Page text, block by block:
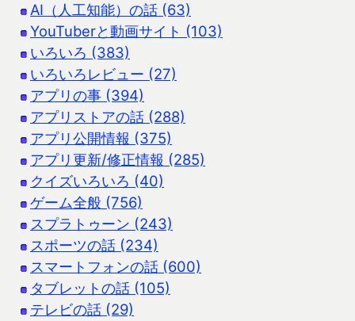
AI（人工知能）の話 (63)
YouTuberと動画サイト (103)
いろいろ (383)
いろいろレビュー (27)
アプリの事 (394)
アプリストアの話 (288)
アプリ公開情報 (375)
アプリ更新/修正情報 (285)
クイズいろいろ (40)
ゲーム全般 (756)
スプラトゥーン (243)
スポーツの話 (234)
スマートフォンの話 (600)
タブレットの話 (105)
テレビの話 (29)